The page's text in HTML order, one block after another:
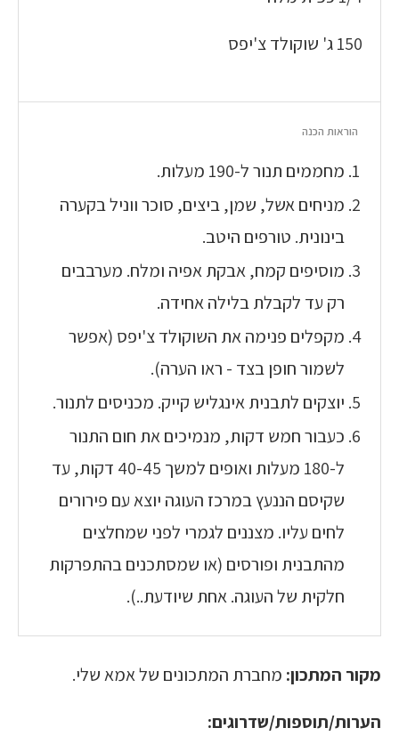
150 ג' שוקולד צ'יפס
הוראות הכנה
מחממים תנור ל-190 מעלות.
מניחים אשל, שמן, ביצים, סוכר ווניל בקערה
בינונית. טורפים היטב.
מוסיפים קמח, אבקת אפיה ומלח. מערבבים
רק עד לקבלת בלילה אחידה.
מקפלים פנימה את השוקולד צ'יפס (אפשר
לשמור חופן בצד - ראו הערה).
יוצקים לתבנית אינגליש קייק. מכניסים לתנור.
כעבור חמש דקות, מנמיכים את חום התנור
ל-180 מעלות ואופים למשך 40-45 דקות, עד
שקיסם הננעץ במרכז העוגה יוצא עם פירורים
לחים עליו. מצננים לגמרי לפני שמחלצים
מהתבנית ופורסים (או שמסתכנים בהתפרקות
חלקית של העוגה. אחת שיודעת..).
מקור המתכון: מחברת המתכונים של אמא שלי.
הערות/תוספות/שדרוגים: